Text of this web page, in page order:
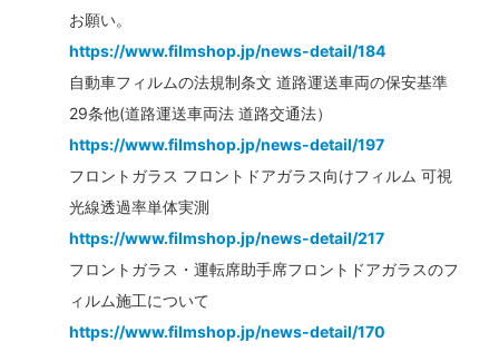
お願い。
https://www.filmshop.jp/news-detail/184
自動車フィルムの法規制条文 道路運送車両の保安基準
29条他(道路運送車両法 道路交通法）
https://www.filmshop.jp/news-detail/197
フロントガラス フロントドアガラス向けフィルム 可視
光線透過率単体実測
https://www.filmshop.jp/news-detail/217
フロントガラス・運転席助手席フロントドアガラスのフ
ィルム施工について
https://www.filmshop.jp/news-detail/170